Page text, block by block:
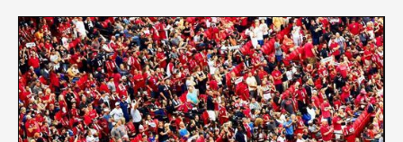
vista de pájaro hace que las personas parezcan
puntos insignificantes en el espacio infinito del
universo. El trabajo de Rose ahora es recogido por
instituciones y marcas internacionales, incluyendo
el Museo de Artes y Diseño, la ciudad de Nueva